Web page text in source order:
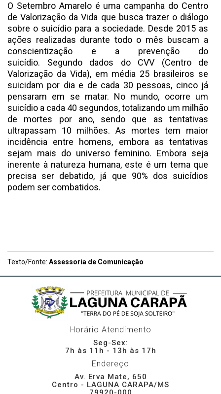
O Setembro Amarelo é uma campanha do Centro
de Valorização da Vida que busca trazer o diálogo
sobre o suicídio para a sociedade. Desde 2015 as
ações realizadas durante todo o mês buscam a
conscientização e a prevenção do
suicídio. Segundo dados do CVV (Centro de
Valorização da Vida), em média 25 brasileiros se
suicidam por dia e de cada 30 pessoas, cinco já
pensaram em se matar. No mundo, ocorre um
suicídio a cada 40 segundos, totalizando um milhão
de mortes por ano, sendo que as tentativas
ultrapassam 10 milhões. As mortes tem maior
incidência entre homens, embora as tentativas
sejam mais do universo feminino. Embora seja
inerente à natureza humana, este é um tema que
precisa ser debatido, já que 90% dos suicídios
podem ser combatidos.
Texto/Fonte: Assessoria de Comunicação
Horário Atendimento
Seg-Sex:
7h às 11h - 13h às 17h
Endereço
Av. Erva Mate, 650
Centro - LAGUNA CARAPA/MS